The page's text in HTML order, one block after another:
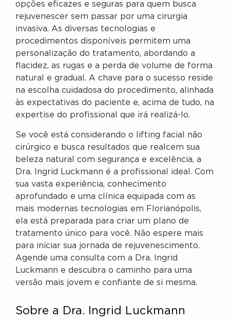
opções eficazes e seguras para quem busca
rejuvenescer sem passar por uma cirurgia
invasiva. As diversas tecnologias e
procedimentos disponíveis permitem uma
personalização do tratamento, abordando a
flacidez, as rugas e a perda de volume de forma
natural e gradual. A chave para o sucesso reside
na escolha cuidadosa do procedimento, alinhada
às expectativas do paciente e, acima de tudo, na
expertise do profissional que irá realizá-lo.
Se você está considerando o lifting facial não
cirúrgico e busca resultados que realcem sua
beleza natural com segurança e excelência, a
Dra. Ingrid Luckmann é a profissional ideal. Com
sua vasta experiência, conhecimento
aprofundado e uma clínica equipada com as
mais modernas tecnologias em Florianópolis,
ela está preparada para criar um plano de
tratamento único para você. Não espere mais
para iniciar sua jornada de rejuvenescimento.
Agende uma consulta com a Dra. Ingrid
Luckmann e descubra o caminho para uma
versão mais jovem e confiante de si mesma.
Sobre a Dra. Ingrid Luckmann